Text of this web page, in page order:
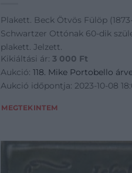
Plakett. Beck Ötvös Fülöp
Schwartzer Ottónak 60-dik
plakett. Jelzett.
Kikiáltási ár:3 000 Ft
Aukció:118. Mike Portobello
Aukció időpontja: 2023-10-08
MEGTEKINTEM